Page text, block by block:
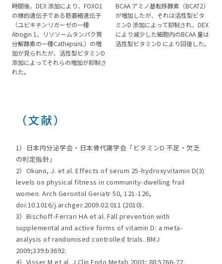
時間後、DEX 添加により、FOXO1
の標的遺伝子である筋萎縮遺伝子
（ユビキチンリガーゼの一種
Atrogin 1、リソソームタンパク質
分解酵素の一種CathepsinL）の増
加が見られたが、活性型ビタミンD
添加によってそれらの増加が抑制さ
れた。
BCAA アミノ基転移酵素（BCAT2）
が増加したが、それは活性型ビタ
ミンD 添加によって抑制され、DEX
により減少した細胞内のBCAA 量は
活性型ビタミンD により回復した。
（文献）
1）日本内分泌学会・日本骨代謝学会「ビタミンD 不足・欠乏
の判定指針」
2）Okuno, J. et al. Effects of serum 25-hydroxyvitamin D(3)
levels on physical fitness in community-dwelling frail
women. Arch Gerontol Geriatr 50, 121-126,
doi:10.1016/j.archger.2009.02.011 (2010).
3）Bischoff-Ferrari HA et al. Fall prevention with
supplemental and active forms of vitamin D: a meta-
analysis of randomised controlled trials. BMJ
2009;339:b3692.
4）Visser M et al. J Clin Endo Metab 2003; 88:5766-72.